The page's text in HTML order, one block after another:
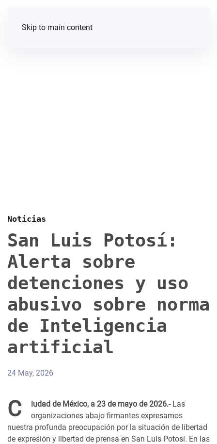
Skip to main content
Noticias
San Luis Potosí:
Alerta sobre
detenciones y uso
abusivo sobre norma
de Inteligencia
artificial
24 May, 2026
C iudad de México, a 23 de mayo de 2026.-Las
organizaciones abajo firmantes expresamos
nuestra profunda preocupación por la situación de libertad
de expresión y libertad de prensa en San Luis Potosí. En las